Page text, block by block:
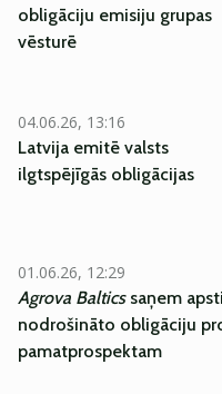
obligāciju emisiju grupas
vēsturē
04.06.26, 13:16
Latvija emitē valsts
ilgtspējīgās obligācijas
01.06.26, 12:29
Agrova Balticssaņem
nodrošināto obligāciju
pamatprospektam